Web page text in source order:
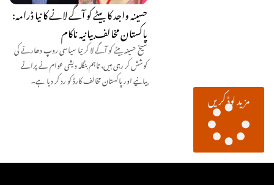
حسینہ واجد کا بیٹے کو آگے لانے کا نیا ڈرامہ:
پاکستان مخالف بیانیہ ناکام
شیخ حسینہ بیٹے کو آگے لا کر نیا سیاسی روپ دھارنے کی
کوشش کر رہی ہیں، تاہم بنگلہ دیشی عوام نے پرانے
بیانیے اور پاکستان مخالف کارڈ کو رد کر دیا ہے۔
مزید لوڈ کریں